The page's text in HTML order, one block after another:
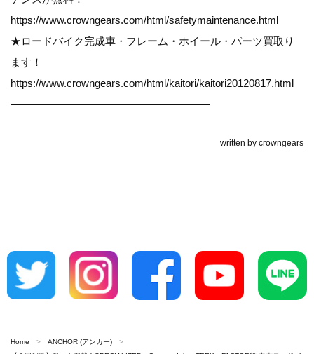
https://www.crowngears.com/html/safetymaintenance.html
★ロードバイク完成車・フレーム・ホイール・パーツ買取り
ます！
https://www.crowngears.com/html/kaitori/kaitori20120817.html
———————————————————
written by crowngears
Home
ANCHOR (アンカー)